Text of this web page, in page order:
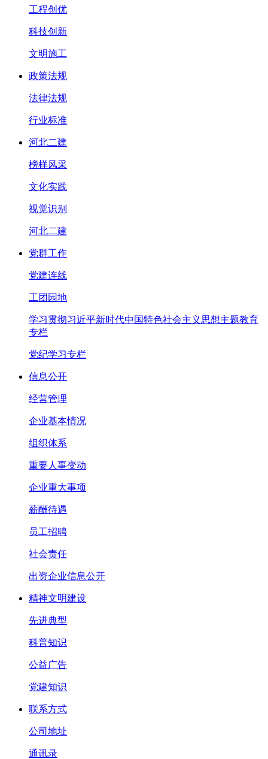
工程创优
科技创新
文明施工
政策法规
法律法规
行业标准
河北二建
榜样风采
文化实践
视觉识别
河北二建
党群工作
党建连线
工团园地
学习贯彻习近平新时代中国特色社会主义思想主题教育
专栏
党纪学习专栏
信息公开
经营管理
企业基本情况
组织体系
重要人事变动
企业重大事项
薪酬待遇
员工招聘
社会责任
出资企业信息公开
精神文明建设
先进典型
科普知识
公益广告
党建知识
联系方式
公司地址
通讯录